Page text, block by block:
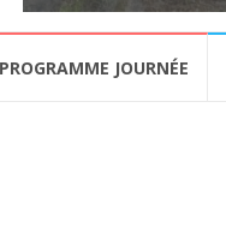
PROGRAMME JOURNÉE